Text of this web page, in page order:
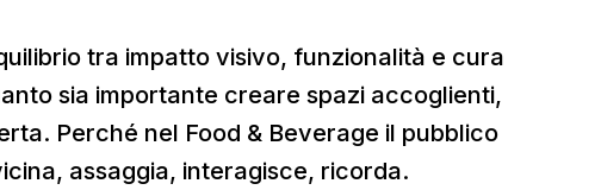
tra impatto visivo, funzionalità e cura
sia importante creare spazi accoglienti,
Perché nel Food & Beverage il pubblico
assaggia, interagisce, ricorda.